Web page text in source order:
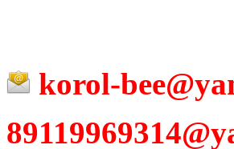
korol-